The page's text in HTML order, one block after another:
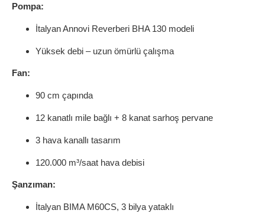
Pompa:
İtalyan Annovi Reverberi BHA 130 modeli
Yüksek debi – uzun ömürlü çalışma
Fan:
90 cm çapında
12 kanatlı mile bağlı + 8 kanat sarhoş pervane
3 hava kanallı tasarım
120.000 m³/saat hava debisi
Şanzıman:
İtalyan BIMA M60CS, 3 bilya yataklı